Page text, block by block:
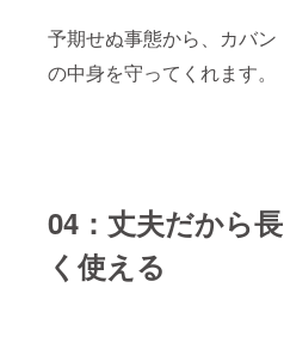
予期せぬ事態から、カバン
の中身を守ってくれます。
04：丈夫だから長
く使える